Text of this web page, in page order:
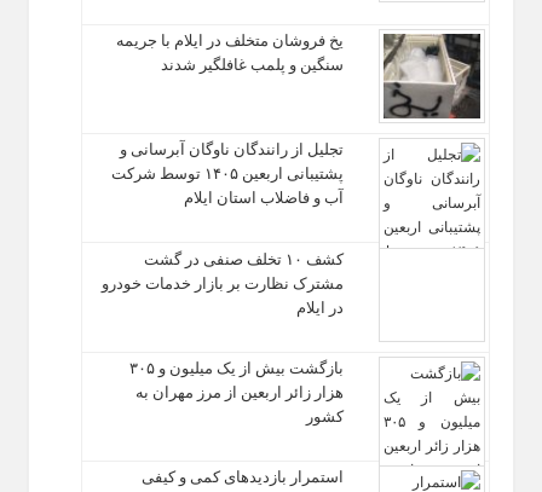
یخ‌ فروشان متخلف در ایلام با جریمه
سنگین و پلمب غافلگیر شدند
تجلیل از رانندگان ناوگان آبرسانی و
پشتیبانی اربعین ۱۴۰۵ توسط شرکت
آب و فاضلاب استان ایلام
کشف ۱۰ تخلف صنفی در گشت
مشترک نظارت بر بازار خدمات خودرو
در ایلام
بازگشت بیش از یک میلیون و ۳۰۵
هزار زائر اربعین از مرز مهران به
کشور
استمرار بازدیدهای کمی و کیفی